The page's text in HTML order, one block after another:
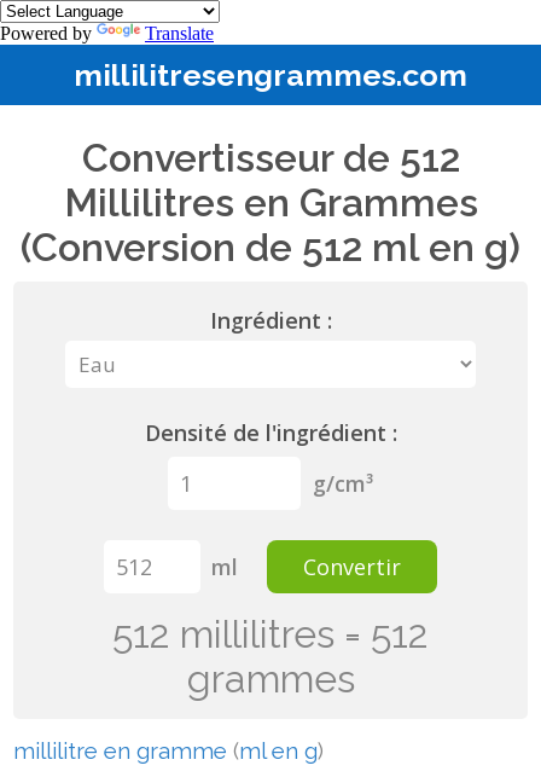
Powered by Translate
millilitresengrammes.com
Convertisseur de 512
Millilitres en Grammes
(Conversion de 512 ml en g)
Ingrédient :
Densité de l'ingrédient :
g/cm³
ml Convertir
512 millilitres = 512
grammes
millilitre en gramme (ml en g)